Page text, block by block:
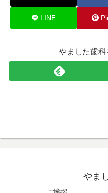
LINE
やました歯科
やま